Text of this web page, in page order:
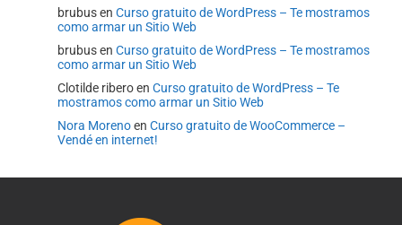
brubusenCurso gratuito de WordPress – Te mostramos
como armar un Sitio Web
brubusenCurso gratuito de WordPress – Te mostramos
como armar un Sitio Web
Clotilde riberoenCurso gratuito de WordPress – Te
mostramos como armar un Sitio Web
Nora MorenoenCurso gratuito de WooCommerce –
Vendé en internet!